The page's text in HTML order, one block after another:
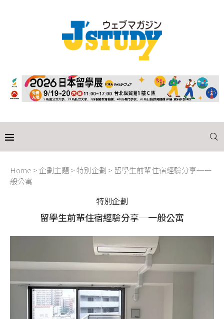
Home > 企劃主題>特別企劃 > 留學生前輩住宿經驗分享─一
般公寓
特別企劃
留學生前輩住宿經驗分享─一般公寓